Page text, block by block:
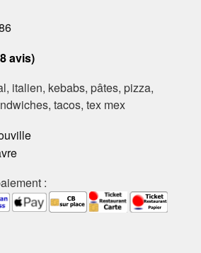
avis)
italien, kebabs, pâtes, pizza,
tacos, tex mex
: